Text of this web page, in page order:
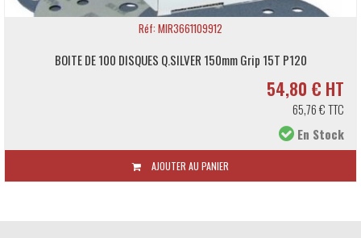
Réf: MIR3661109912
BOITE DE 100 DISQUES Q.SILVER 150mm Grip 15T P120
54,80 € HT
65,76 € TTC
En Stock
AJOUTER AU PANIER